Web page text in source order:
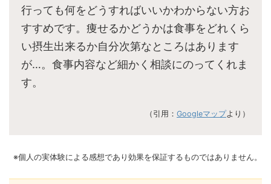
行っても何をどうすればいいかわからない方お
すすめです。痩せるかどうかは食事をどれくら
い摂生出来るか自分次第なところはあります
が…。食事内容など細かく相談にのってくれま
す。
（引用： Googleマップより）
※個人の実体験による感想であり効果を保証するものではありません。